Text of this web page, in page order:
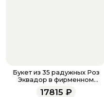
Букет из 35 радужных Роз
Эквадор в фирменном
оформлении
17815₽